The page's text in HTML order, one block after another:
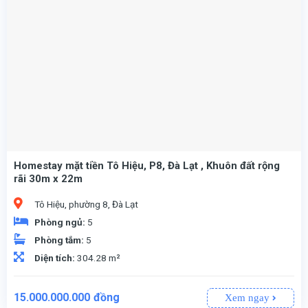
Homestay mặt tiền Tô Hiệu, P8, Đà Lạt , Khuôn đất rộng
rãi 30m x 22m
Tô Hiệu, phường 8, Đà Lạt
Phòng ngủ: 5
Phòng tắm: 5
Diện tích: 304.28 m²
15.000.000.000 đồng Xem ngay